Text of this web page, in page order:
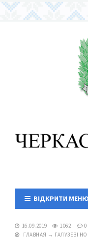
ВІДКРИТИ МЕНЮ
16.09.2019 1062
0
ГЛАВНАЯ → ГАЛУЗЕВІ